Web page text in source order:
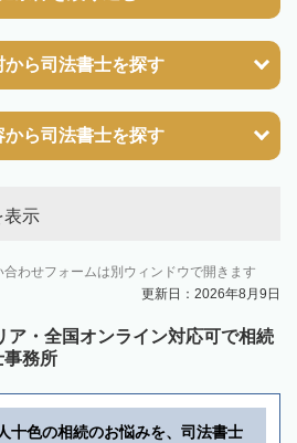
から司法書士を探す
から司法書士を探す
表示
わせフォームは別ウィンドウで開きます
更新日：2026年8月9日
ア・全国オンライン対応可で相続
事務所
十色の相続のお悩みを、司法書士